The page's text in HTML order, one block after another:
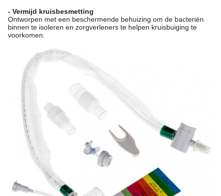
- Vermijd kruisbesmetting
Ontworpen met een beschermende behuizing om de bacteriën
binnen te isoleren en zorgverleners te helpen kruisbuiging te
voorkomen.